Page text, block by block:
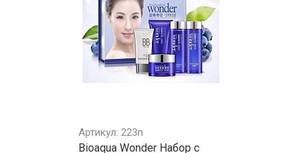
Артикул: 223п
Bioaqua Wonder Набор с